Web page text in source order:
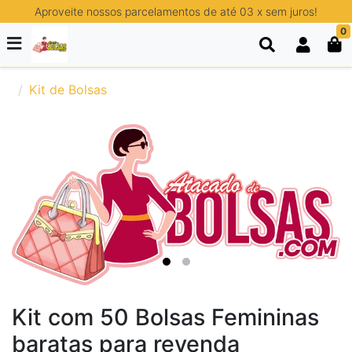
Aproveite nossos parcelamentos de até 03 x sem juros!
0
Kit de Bolsas
Kit com 50 Bolsas Femininas
baratas para revenda